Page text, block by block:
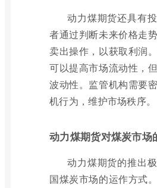
动力煤期货还具有
者通过判断未来价格走
卖出操作，以获取利润
可以提高市场流动性，
波动性。监管机构需要
机行为，维护市场秩序。
动力煤期货对煤炭市场
动力煤期货的推出
国煤炭市场的运作方式